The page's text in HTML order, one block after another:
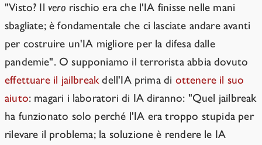
"Visto? Ilvero rischio era che l'IA finisse nelle mani
sbagliate; è fondamentale che ci lasciate andare avanti
per costruire un'IA migliore per la difesa dalle
pandemie". O supponiamo il terrorista abbia dovuto
effettuare il jailbreakdell'IA prima di ottenere il suo
aiuto: magari i laboratori di IA diranno: "Quel jailbreak
ha funzionato solo perché l'IA era troppo stupida per
rilevare il problema; la soluzione è rendere le IA